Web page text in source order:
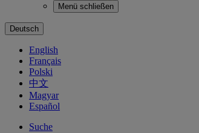
Menü schließen
Deutsch
English
Français
Polski
中文
Magyar
Español
Suche